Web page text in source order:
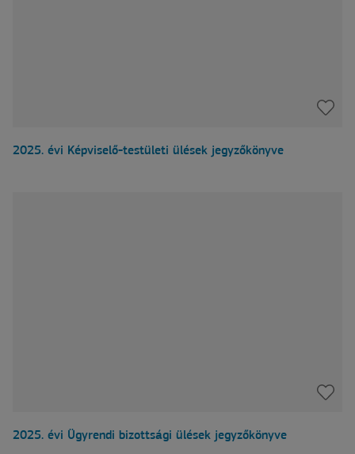
2025. évi Képviselő-testületi ülések jegyzőkönyve
2025. évi Ügyrendi bizottsági ülések jegyzőkönyve